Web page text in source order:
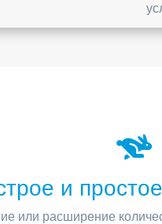
и
или расширение